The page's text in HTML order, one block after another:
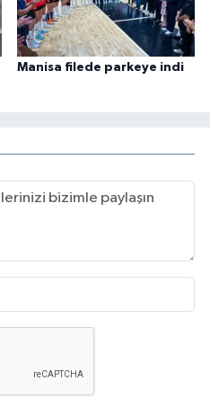
Manisa filede parkeye indi